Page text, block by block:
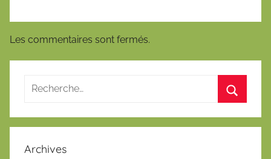
Les commentaires sont fermés.
Archives